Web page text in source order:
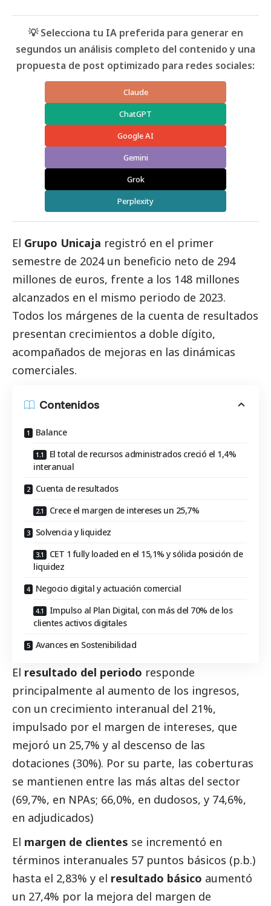
💡 Selecciona tu IA preferida para generar en
segundos un análisis completo del contenido y una
propuesta de post optimizado para redes sociales:
Claude
ChatGPT
Google AI
Gemini
Grok
Perplexity
El Grupo Unicaja registró en el primer
semestre de 2024 un beneficio neto de 294
millones de euros, frente a los 148 millones
alcanzados en el mismo periodo de 2023.
Todos los márgenes de la cuenta de resultados
presentan crecimientos a doble dígito,
acompañados de mejoras en las dinámicas
comerciales.
Contenidos
Balance
El total de recursos administrados creció el 1,4%
interanual
Cuenta de resultados
Crece el margen de intereses un 25,7%
Solvencia y liquidez
CET 1 fully loaded en el 15,1% y sólida posición de
liquidez
Negocio digital y actuación comercial
Impulso al Plan Digital, con más del 70% de los
clientes activos digitales
Avances en Sostenibilidad
El resultado del periodo responde
principalmente al aumento de los ingresos,
con un crecimiento interanual del 21%,
impulsado por el margen de intereses, que
mejoró un 25,7% y al descenso de las
dotaciones (30%). Por su parte, las coberturas
se mantienen entre las más altas del sector
(69,7%, en NPAs; 66,0%, en dudosos, y 74,6%,
en adjudicados)
El margen de clientes se incrementó en
términos interanuales 57 puntos básicos (p.b.)
hasta el 2,83% y el resultado básico aumentó
un 27,4% por la mejora del margen de